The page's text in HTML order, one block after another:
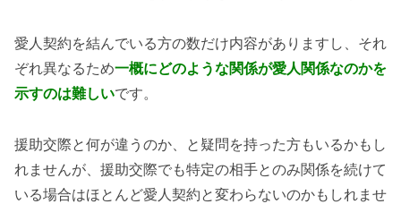
愛人契約を結んでいる方の数だけ内容がありますし、それ
ぞれ異なるため一概にどのような関係が愛人関係なのかを
示すのは難しいです。
援助交際と何が違うのか、と疑問を持った方もいるかもし
れませんが、援助交際でも特定の相手とのみ関係を続けて
いる場合はほとんど愛人契約と変わらないのかもしれませ